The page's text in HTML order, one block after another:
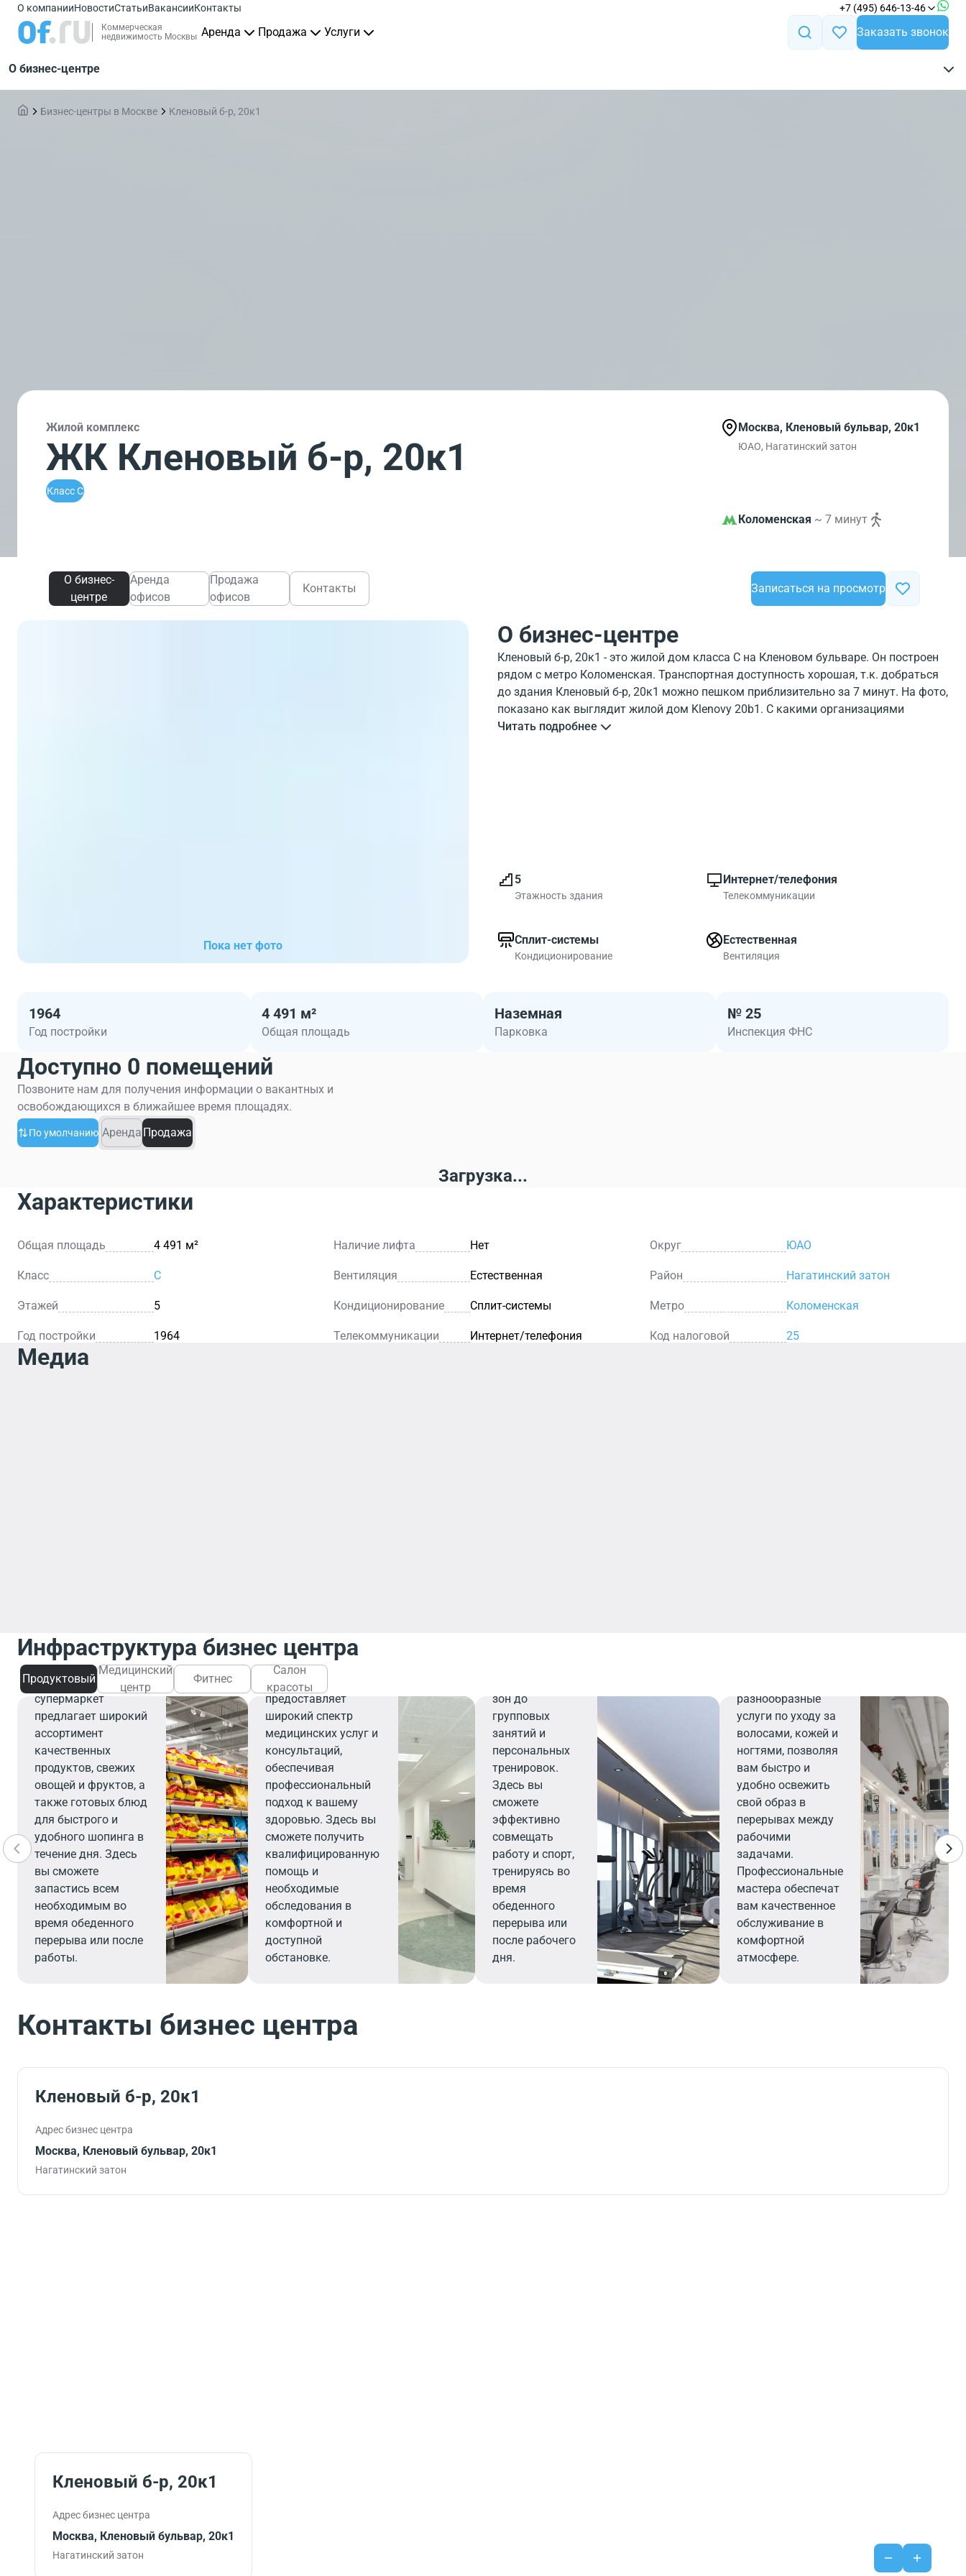
О компанииНовостиСтатьиВакансииКонтакты +7 (495) 646-13-46
Коммерческая
недвижимость Москвы Аренда Продажа Услуги Заказать звонок
О бизнес-центре
Бизнес-центры в Москве Кленовый б-р, 20к1
Жилой комплекс
ЖК Кленовый б-р, 20к1
Класс C
Москва, Кленовый бульвар, 20к1
ЮАО, Нагатинский затон
Коломенская ~ 7 минут
О бизнес-
центре
Аренда
офисов
Продажа
офисов
Контакты Записаться на просмотр
Пока нет фото
О бизнес-центре
Кленовый б-р, 20к1 - это жилой дом класса C на Кленовом бульваре. Он построен
рядом с метро Коломенская. Транспортная доступность хорошая, т.к. добраться
до здания Кленовый б-р, 20к1 можно пешком приблизительно за 7 минут. На фото,
показано как выглядит жилой дом Klenovy 20b1. С какими организациями
расположен жилой дом Кленовый б-р, 20к1 можно посмотреть на карте. Кленовый
Читать подробнее
5
Этажность здания
Интернет/телефония
Телекоммуникации
Сплит-системы
Кондиционирование
Естественная
Вентиляция
1964
Год постройки
4 491 м²
Общая площадь
Наземная
Парковка
№ 25
Инспекция ФНС
Доступно 0 помещений
Позвоните нам для получения информации о вакантных и
освобождающихся в ближайшее время площадях.
По умолчанию Аренда Продажа
Загрузка...
Характеристики
Общая площадь 4 491 м² Наличие лифта Нет Округ ЮАО
Класс C Вентиляция Естественная Район Нагатинский затон
Этажей 5 Кондиционирование Сплит-системы Метро Коломенская
Год постройки 1964 Телекоммуникации Интернет/телефония Код налоговой 25
Медиа
Инфраструктура бизнес центра
Продуктовый
Медицинский
центр
Фитнес
Салон
красоты
Продуктовый
Современный
супермаркет
предлагает широкий
ассортимент
качественных
продуктов, свежих
овощей и фруктов, а
также готовых блюд
для быстрого и
удобного шопинга в
течение дня. Здесь
вы сможете
запастись всем
необходимым во
время обеденного
перерыва или после
работы.
Медицинский
центр
Медицинский центр
предоставляет
широкий спектр
медицинских услуг и
консультаций,
обеспечивая
профессиональный
подход к вашему
здоровью. Здесь вы
сможете получить
квалифицированную
помощь и
необходимые
обследования в
комфортной и
доступной
обстановке.
зон до
групповых
занятий и
персональных
тренировок.
Здесь вы
сможете
эффективно
совмещать
работу и спорт,
тренируясь во
время
обеденного
перерыва или
после рабочего
дня.
разнообразные
услуги по уходу за
волосами, кожей и
ногтями, позволяя
вам быстро и
удобно освежить
свой образ в
перерывах между
рабочими
задачами.
Профессиональные
мастера обеспечат
вам качественное
обслуживание в
комфортной
атмосфере.
Контакты бизнес центра
Кленовый б-р, 20к1
Адрес бизнес центра
Москва, Кленовый бульвар, 20к1
Нагатинский затон
Кленовый б-р, 20к1
Адрес бизнес центра
Москва, Кленовый бульвар, 20к1
Нагатинский затон